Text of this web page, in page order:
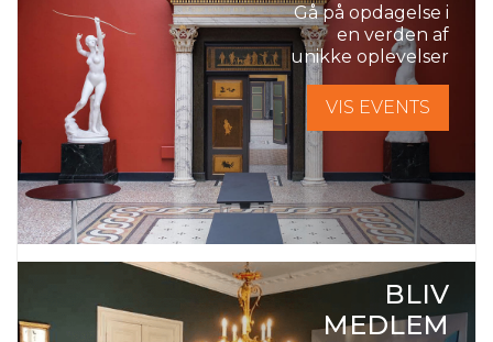
Gå på opdagelse i
en verden af
unikke oplevelser
VIS EVENTS
BLIV
MEDLEM